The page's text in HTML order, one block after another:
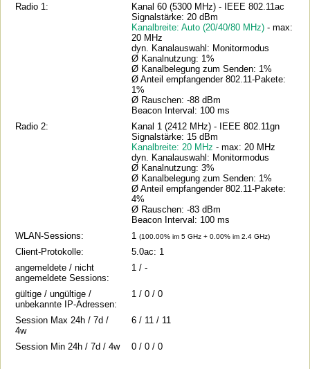
Radio 1:
Kanal 60 (5300 MHz) - IEEE 802.11ac
Signalstärke: 20 dBm
Kanalbreite: Auto (20/40/80 MHz)- max:
20 MHz
dyn. Kanalauswahl: Monitormodus
Ø Kanalnutzung: 1%
Ø Kanalbelegung zum Senden: 1%
Ø Anteil empfangender 802.11-Pakete:
1%
Ø Rauschen: -88 dBm
Beacon Interval: 100 ms
Radio 2:
Kanal 1 (2412 MHz) - IEEE 802.11gn
Signalstärke: 15 dBm
Kanalbreite: 20 MHz- max: 20 MHz
dyn. Kanalauswahl: Monitormodus
Ø Kanalnutzung: 3%
Ø Kanalbelegung zum Senden: 1%
Ø Anteil empfangender 802.11-Pakete:
4%
Ø Rauschen: -83 dBm
Beacon Interval: 100 ms
WLAN-Sessions:
1(100.00% im 5 GHz + 0.00% im 2.4 GHz)
Client-Protokolle:
5.0ac: 1
angemeldete / nicht
angemeldete Sessions:
1 / -
gültige / ungültige /
unbekannte IP-Adressen:
1 / 0 / 0
Session Max 24h / 7d /
4w
6 / 11 / 11
Session Min 24h / 7d / 4w 0 / 0 / 0